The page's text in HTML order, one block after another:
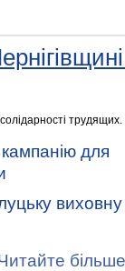
трудящих.
для
виховну